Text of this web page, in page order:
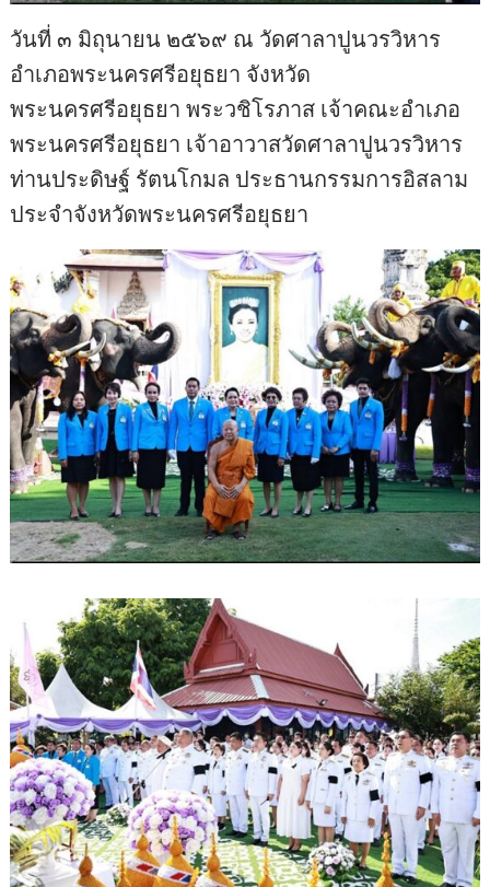
วันที่ ๓ มิถุนายน ๒๕๖๙ ณ วัดศาลาปูนวรวิหาร
อำเภอพระนครศรีอยุธยา จังหวัด
พระนครศรีอยุธยา พระวชิโรภาส เจ้าคณะอำเภอ
พระนครศรีอยุธยา เจ้าอาวาสวัดศาลาปูนวรวิหาร
ท่านประดิษฐ์ รัตนโกมล ประธานกรรมการอิสลาม
ประจำจังหวัดพระนครศรีอยุธยา